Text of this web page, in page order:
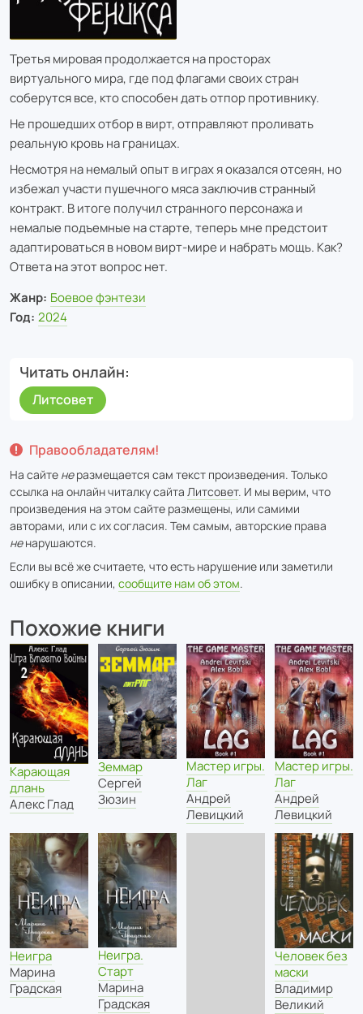
Третья мировая продолжается на просторах
виртуального мира, где под флагами своих стран
соберутся все, кто способен дать отпор противнику.
Не прошедших отбор в вирт, отправляют проливать
реальную кровь на границах.
Несмотря на немалый опыт в играх я оказался отсеян, но
избежал участи пушечного мяса заключив странный
контракт. В итоге получил странного персонажа и
немалые подъемные на старте, теперь мне предстоит
адаптироваться в новом вирт-мире и набрать мощь. Как?
Ответа на этот вопрос нет.
Жанр: Боевое фэнтези
Год: 2024
Читать онлайн
Литсовет
Правообладателям!
На сайте неразмещается сам текст произведения. Только
ссылка на онлайн читалку сайта Литсовет. И мы верим, что
произведения на этом сайте размещены, или самими
авторами, или с их согласия. Тем самым, авторские права
ненарушаются.
Если вы всё же считаете, что есть нарушение или заметили
ошибку в описании, сообщите нам об этом.
Похожие книги
Карающая
длань
Алекс Глад
Земмар
Сергей
Зюзин
Мастер игры.
Лаг
Андрей
Левицкий
Мастер игры.
Лаг
Андрей
Левицкий
Неигра
Марина
Градская
Неигра.
Старт
Марина
Градская
Человек без
маски
Владимир
Великий